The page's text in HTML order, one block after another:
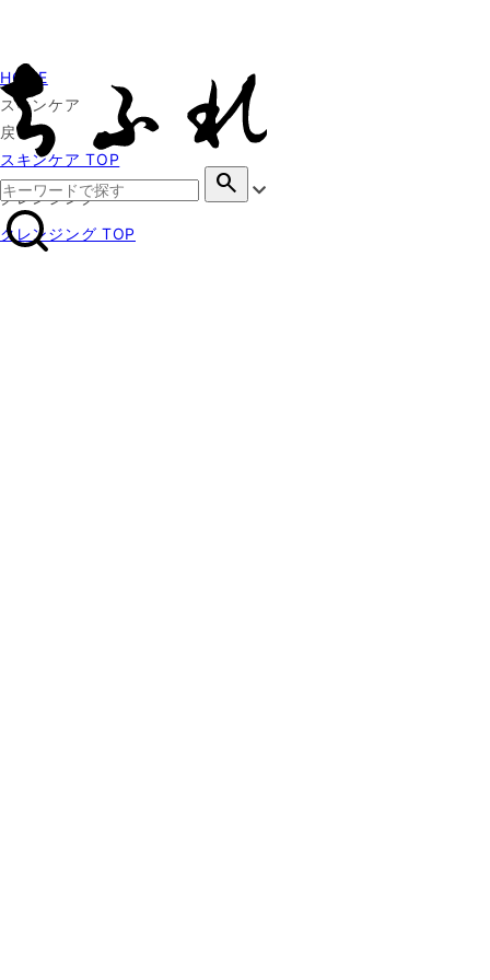
search
HOME
スキンケア
戻る
スキンケア TOP
クレンジング
クレンジング TOP